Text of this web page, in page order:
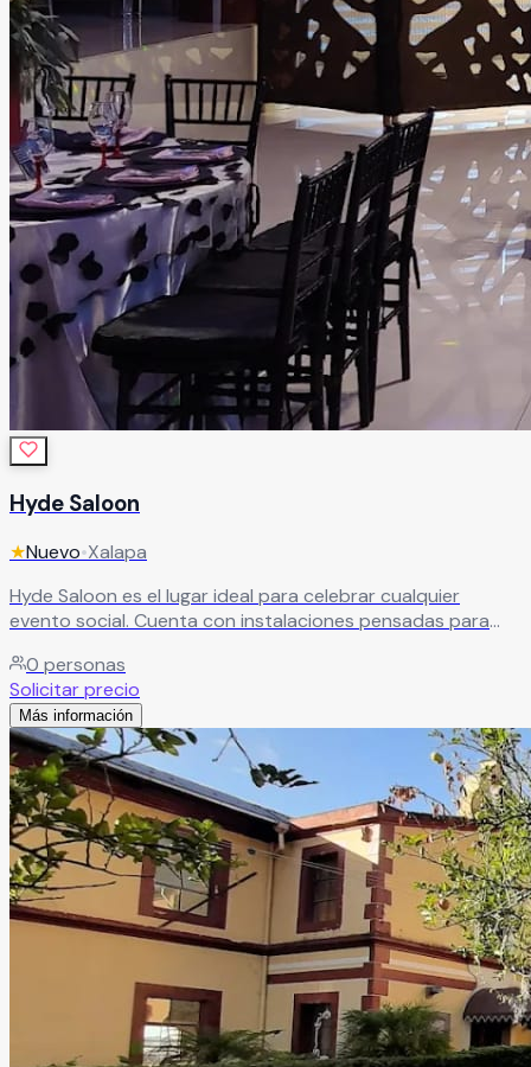
Hyde Saloon
★Nuevo•Xalapa
Hyde Saloon es el lugar ideal para celebrar cualquier
evento social. Cuenta con instalaciones pensadas para
disfrutar cada instante. Su equipo de profesionales te
acompaña en todo momento, asegurando que tu
celebración se convierta en un acontecimiento
memorable, cuidado en cada detalle.
0 personas
Solicitar precio
Más información